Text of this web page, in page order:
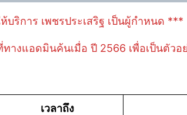
ริการ เพชรประเสริฐ เป็นผู้กำหนด ***
างแอดมินค้นเมื่อ ปี 2566 เพื่อเป็นตัว
เวลาถึง